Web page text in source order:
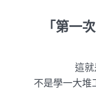
「第一
這就
不是學一大堆